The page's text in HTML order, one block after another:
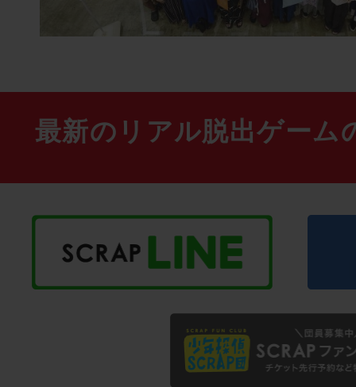
最新のリアル脱出ゲーム